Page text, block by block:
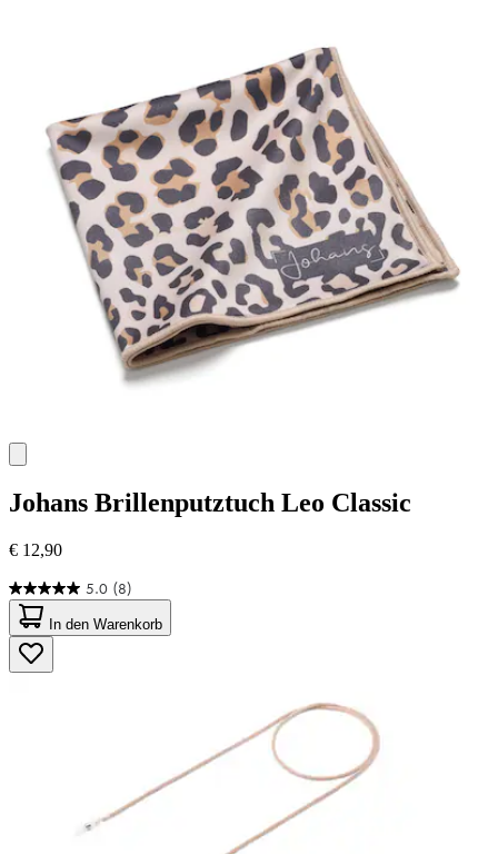
Johans Brillenputztuch Leo Classic
€ 12,90
5.0 (8)
5.0
von
5
Sternen.
8
In den Warenkorb